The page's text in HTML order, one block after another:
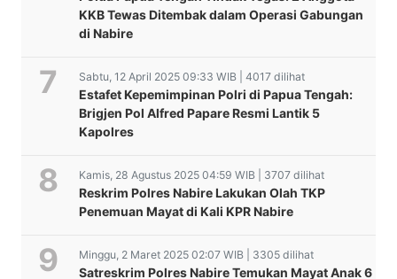
KKB Tewas Ditembak dalam Operasi Gabungan
di Nabire
Sabtu, 12 April 2025 09:33 WIB | 4017 dilihat
Estafet Kepemimpinan Polri di Papua Tengah:
Brigjen Pol Alfred Papare Resmi Lantik 5
Kapolres
Kamis, 28 Agustus 2025 04:59 WIB | 3707 dilihat
Reskrim Polres Nabire Lakukan Olah TKP
Penemuan Mayat di Kali KPR Nabire
Minggu, 2 Maret 2025 02:07 WIB | 3305 dilihat
Satreskrim Polres Nabire Temukan Mayat Anak 6